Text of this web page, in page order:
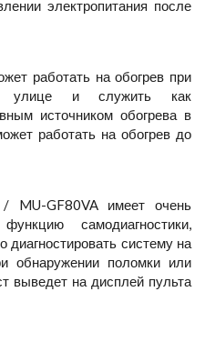
электропитания после
работать на обогрев при
улице и служить как
источником обогрева в
работать на обогрев до
/ MU-GF80VA имеет очень
самодиагностики,
систему на
обнаружении поломки или
выведет на дисплей пульта